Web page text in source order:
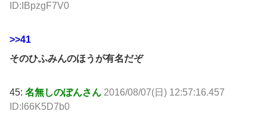
ID:IBpzgF7V0
>>41
そのひふみんのほうが有名だぞ
45: 名無しのぽんさん 2016/08/07(日) 12:57:16.457
ID:l66K5D7b0